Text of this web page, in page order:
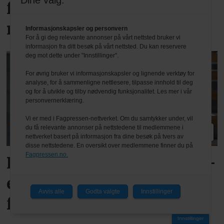
forventer nedgang det
neste halvåret
PLUS
Reagerer på varslede TEK-
endringer: – Kan svekke
fag og kvalitet
Innstillinger
Informasjonskapsler og personvern
For å gi deg relevante annonser på vårt nettsted bruker vi
informasjon fra ditt besøk på vårt nettsted. Du kan reservere
deg mot dette under "Innstillinger".
For øvrig bruker vi informasjonskapsler og lignende verktøy for
analyse, for å sammenligne nettlesere, tilpasse innhold til deg
og for å utvikle og tilby nødvendig funksjonalitet. Les mer i vår
personvernerklæring.
Vi er med i Fagpressen-nettverket. Om du samtykker under, vil
du få relevante annonser på nettstedene til medlemmene i
nettverket basert på informasjon fra dine besøk på tvers av
disse nettstedene. En oversikt over medlemmene finner du på
Fagpressen.no.
Avvis alle Godta valgte Innstillinger